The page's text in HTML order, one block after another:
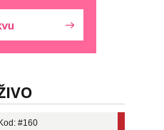
traži...
min